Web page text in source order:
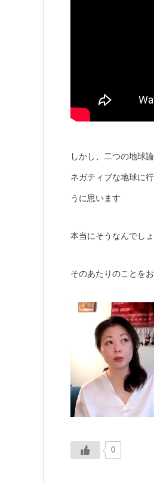
しかし、二つの地球
ネガティブな地球に
うに思います
本当にそうなんでし
そのあたりのことを
0